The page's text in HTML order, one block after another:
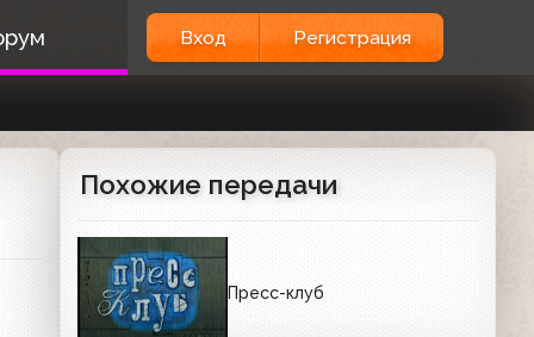
Вход Регистрация
Похожие передачи
Пресс-клуб